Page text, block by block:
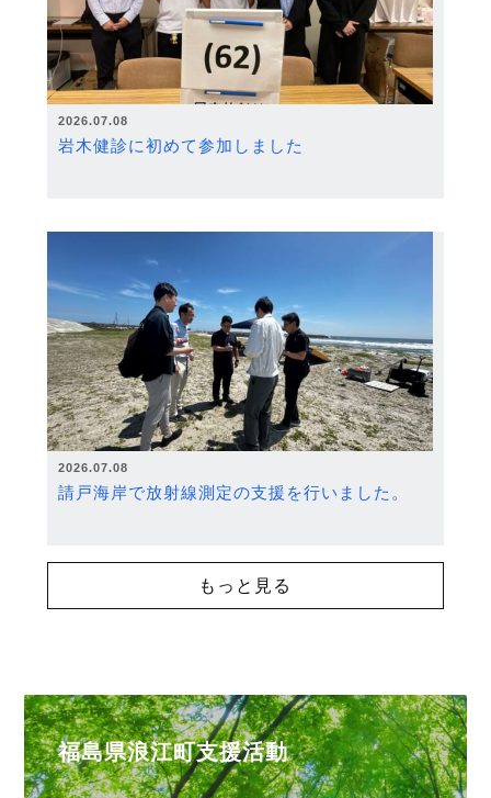
2026.07.08
岩木健診に初めて参加しました
2026.07.08
請戸海岸で放射線測定の支援を行いました。
もっと見る
福島県浪江町支援活動